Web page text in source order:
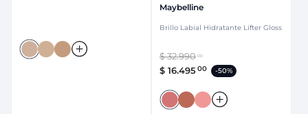
Maybelline
Brillo Labial Hidratante Lifter Gloss
$32.990 00
$ 16.49500 -50%